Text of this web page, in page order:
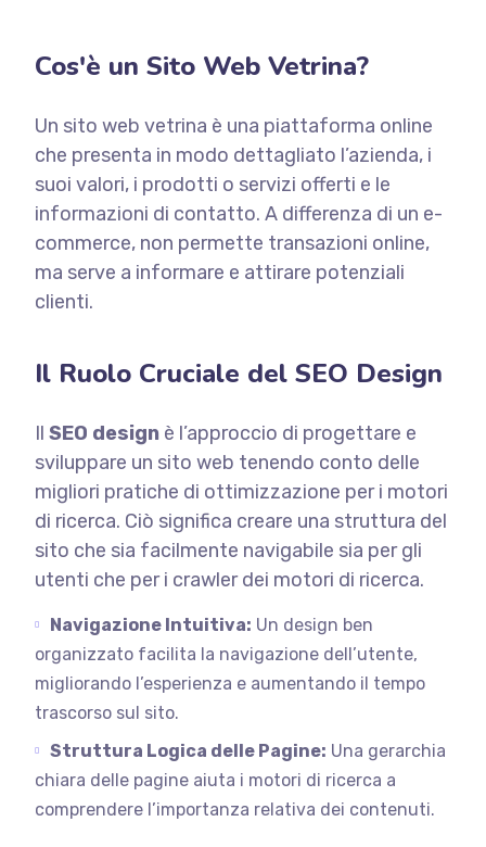
Cos'è un Sito Web Vetrina?
Un sito web vetrina è una piattaforma online
che presenta in modo dettagliato l’azienda, i
suoi valori, i prodotti o servizi offerti e le
informazioni di contatto. A differenza di un e-
commerce, non permette transazioni online,
ma serve a informare e attirare potenziali
clienti.
Il Ruolo Cruciale del SEO Design
IlSEO design è l’approccio di progettare e
sviluppare un sito web tenendo conto delle
migliori pratiche di ottimizzazione per i motori
di ricerca. Ciò significa creare una struttura del
sito che sia facilmente navigabile sia per gli
utenti che per i crawler dei motori di ricerca.
Navigazione Intuitiva: Un design ben
organizzato facilita la navigazione dell’utente,
migliorando l’esperienza e aumentando il tempo
trascorso sul sito.
Struttura Logica delle Pagine: Una gerarchia
chiara delle pagine aiuta i motori di ricerca a
comprendere l’importanza relativa dei contenuti.